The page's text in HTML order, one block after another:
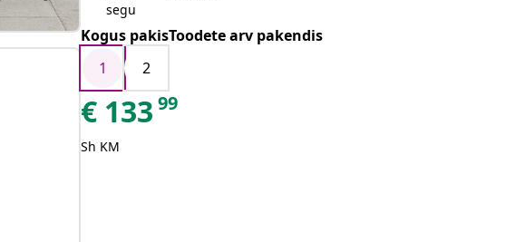
segu
Kogus pakisToodete arv pakendis
1
2
€ 133 99
Sh KM